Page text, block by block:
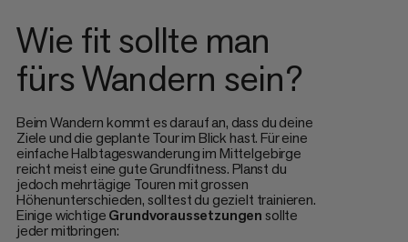
Wie fit sollte man
fürs Wandern sein?
Beim Wandern kommt es darauf an, dass du deine
Ziele und die geplante Tour im Blick hast. Für eine
einfache Halbtageswanderung im Mittelgebirge
reicht meist eine gute Grundfitness. Planst du
jedoch mehrtägige Touren mit grossen
Höhenunterschieden, solltest du gezielt trainieren.
Einige wichtigeGrundvoraussetzungensollte
jeder mitbringen: